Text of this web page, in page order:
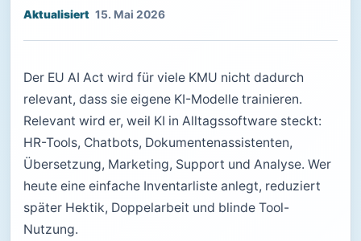
15. Mai 2026
Der EU AI Act wird für viele KMU nicht dadurch
relevant, dass sie eigene KI-Modelle trainieren.
Relevant wird er, weil KI in Alltagssoftware steckt:
HR-Tools, Chatbots, Dokumentenassistenten,
Übersetzung, Marketing, Support und Analyse. Wer
heute eine einfache Inventarliste anlegt, reduziert
später Hektik, Doppelarbeit und blinde Tool-
Nutzung.